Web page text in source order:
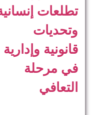
تطلعات
وتحديات
قانونية وإدارية
في مرحلة
التعافي